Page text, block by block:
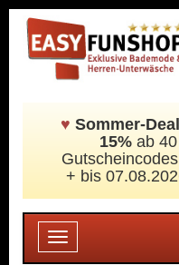
♥ Sommer-
15% ab
+ bis
Toggle
navigation